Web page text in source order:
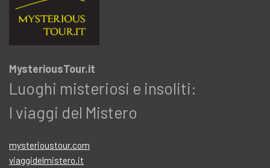
MysteriousTour.it
Luoghi misteriosi e insoliti:
I viaggi del Mistero
mysterioustour.com
viaggidelmistero.it